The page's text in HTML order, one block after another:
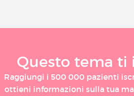
Questo tema ti
Raggiungi i 500 000 pazienti
ottieni informazioni sulla tua